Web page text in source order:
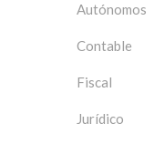
Autónomos
Contable
Fiscal
Jurídico